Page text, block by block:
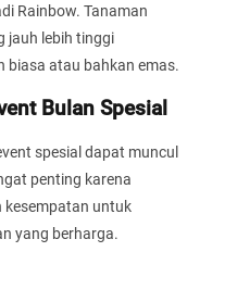
Rainbow. Tanaman
jauh lebih tinggi
biasa atau bahkan emas.
Bulan Spesial
spesial dapat muncul
penting karena
kesempatan untuk
yang berharga.